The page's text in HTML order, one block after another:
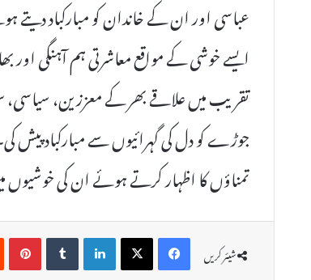
عباسی اور ان کے خاندان کو مبارکباد
ایسے خوشی کے مواقع معاشرتی ہم آہنگی
تقریب میں علاقے بھر کے معززین، سیاسی،
جوڑے کو دل کی گہرائیوں سے مبارکباد پیش
تمناؤں کا اظہار کرتے ہوئے ان کی
شیئر کریں
Facebook
X
LinkedIn